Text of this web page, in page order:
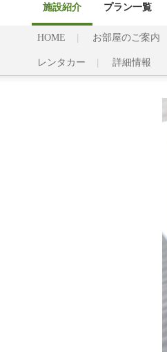
施設紹介 プラン一覧
HOME お部屋のご案内
レンタカー 詳細情報